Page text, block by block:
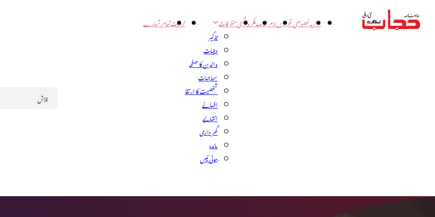
اداریہخصوصی تحریریںبزم حجابفکر و آگہیمتفرقات
تذکیر
دینیات
والدین کا صفحہ
سماجیات
شخصیت کا ارتقا
افسانے
انشائیے
گھر داری
مائدہ
بیوٹی ٹپس
تربیتتمام شمارے
Search